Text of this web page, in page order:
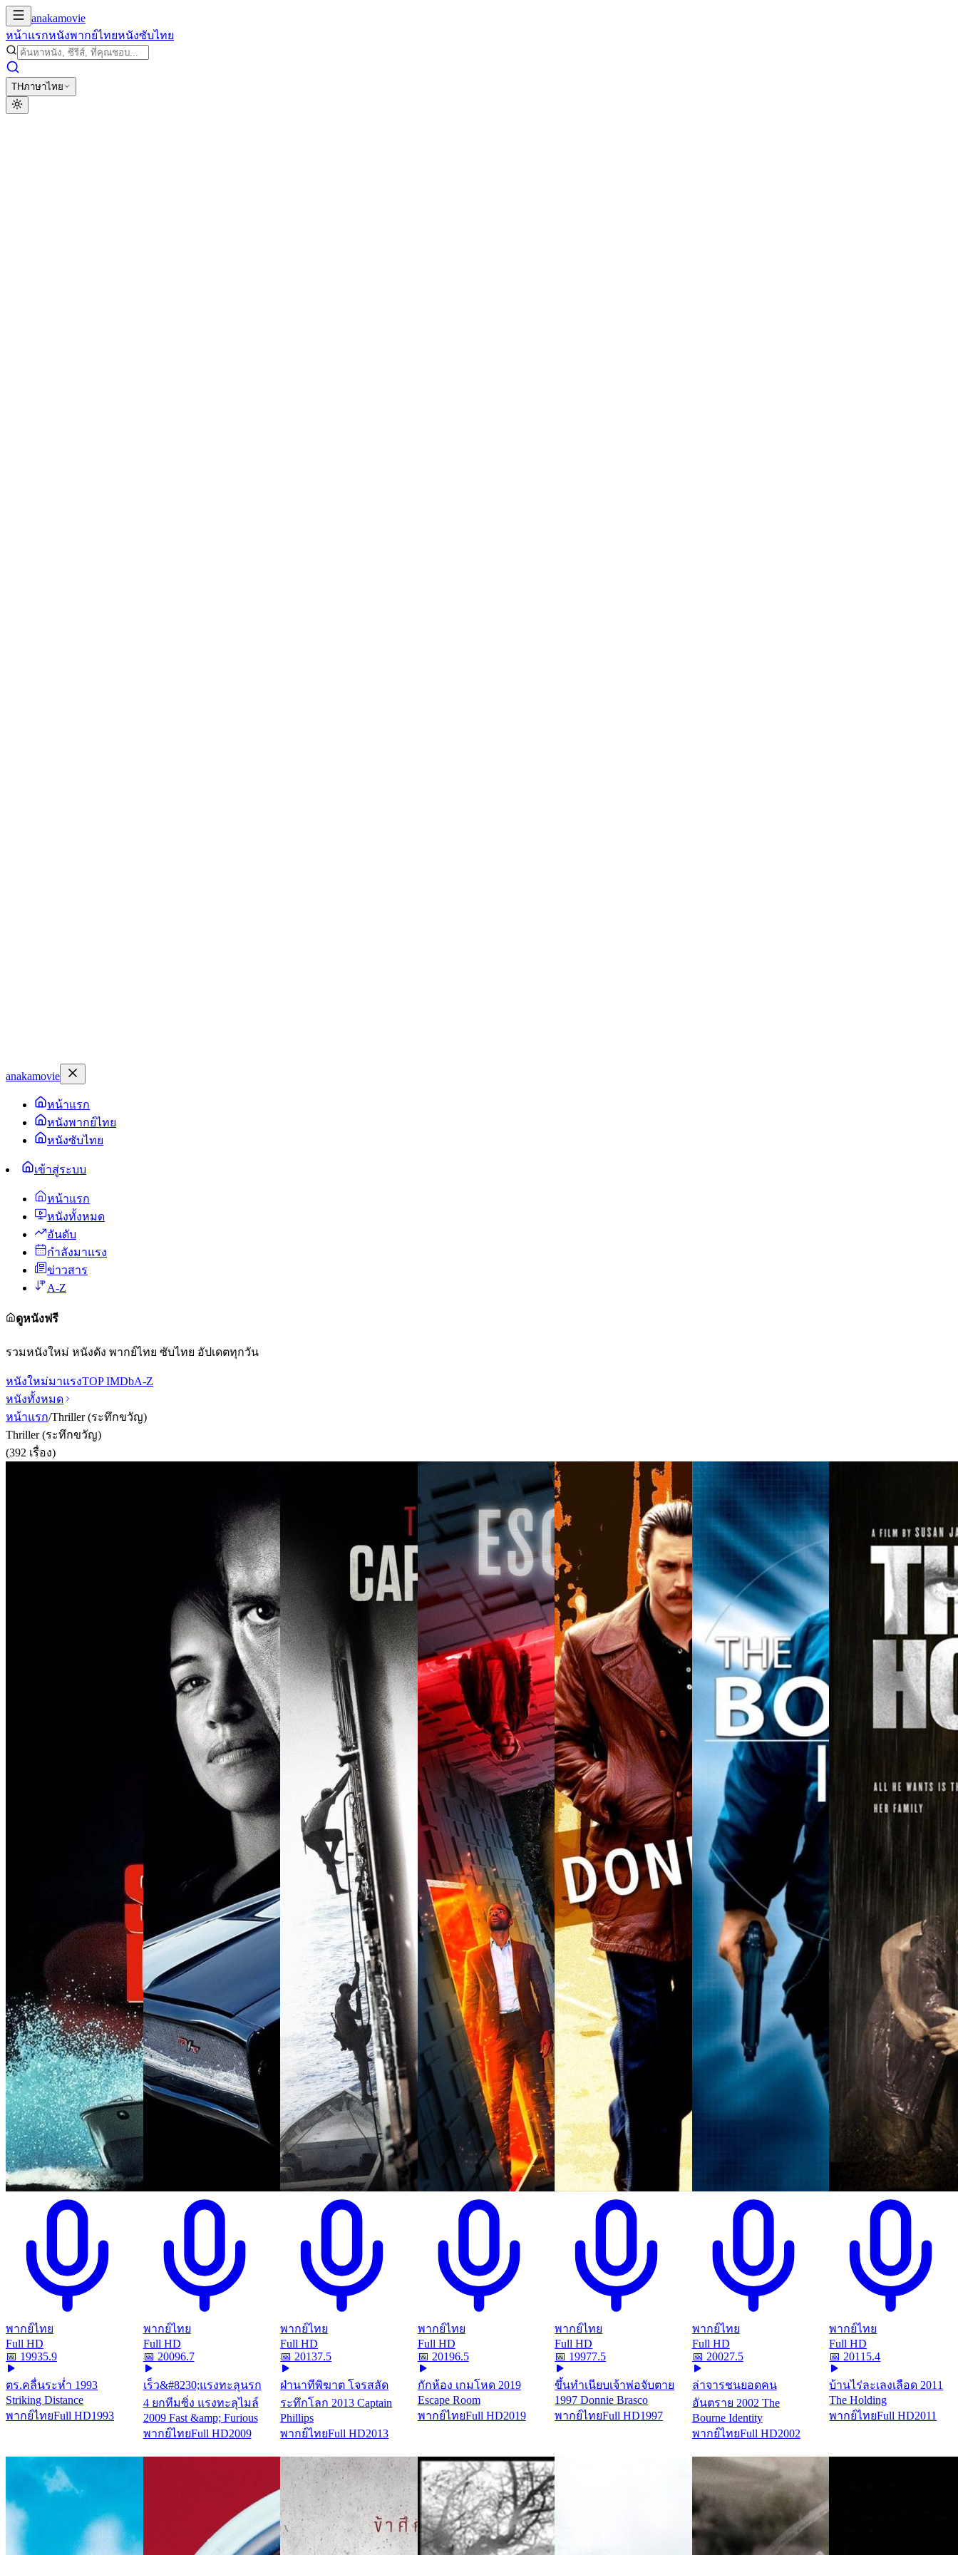
anakamovie
หน้าแรกหนังพากย์ไทยหนังซับไทย
THภาษาไทย
anakamovie
หน้าแรก
หนังพากย์ไทย
หนังซับไทย
เข้าสู่ระบบ
หน้าแรก
หนังทั้งหมด
อันดับ
กำลังมาแรง
ข่าวสาร
A-Z
ดูหนังฟรี
รวมหนังใหม่ หนังดัง พากย์ไทย ซับไทย อัปเดตทุกวัน
หนังใหม่มาแรงTOP IMDbA-Z
หนังทั้งหมด
หน้าแรก/Thriller (ระทึกขวัญ)
Thriller (ระทึกขวัญ)
(392 เรื่อง)
พากย์ไทย
Full HD
📅 19935.9
ตร.คลื่นระห่ำ 1993
Striking Distance
พากย์ไทยFull HD1993
พากย์ไทย
Full HD
📅 20096.7
เร็ว&#8230;แรงทะลุนรก
4 ยกทีมซิ่ง แรงทะลุไมล์
2009 Fast &amp; Furious
พากย์ไทยFull HD2009
พากย์ไทย
Full HD
📅 20137.5
ฝ่านาทีพิฆาต โจรสลัด
ระทึกโลก 2013 Captain
Phillips
พากย์ไทยFull HD2013
พากย์ไทย
Full HD
📅 20196.5
กักห้อง เกมโหด 2019
Escape Room
พากย์ไทยFull HD2019
พากย์ไทย
Full HD
📅 19977.5
ขึ้นทำเนียบเจ้าพ่อจับตาย
1997 Donnie Brasco
พากย์ไทยFull HD1997
พากย์ไทย
Full HD
📅 20027.5
ล่าจารชนยอดคน
อันตราย 2002 The
Bourne Identity
พากย์ไทยFull HD2002
พากย์ไทย
Full HD
📅 2011 5.4
บ้านไร่ละเลงเลือด 2011
The Holding
พากย์ไทยFull HD2011